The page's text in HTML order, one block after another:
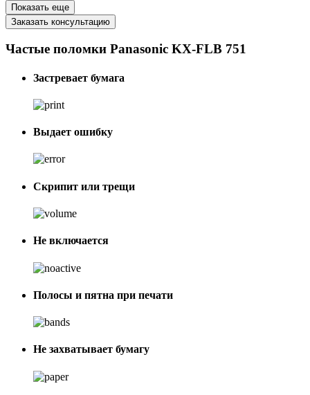
Показать еще
Заказать консультацию
Частые поломки Panasonic KX-FLB 751
Застревает бумага
Выдает ошибку
Скрипит или трещи
Не включается
Полосы и пятна при печати
Не захватывает бумагу